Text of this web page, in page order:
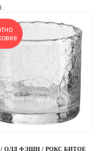
ОЛД ФЭШН / РОКС БИТОЕ